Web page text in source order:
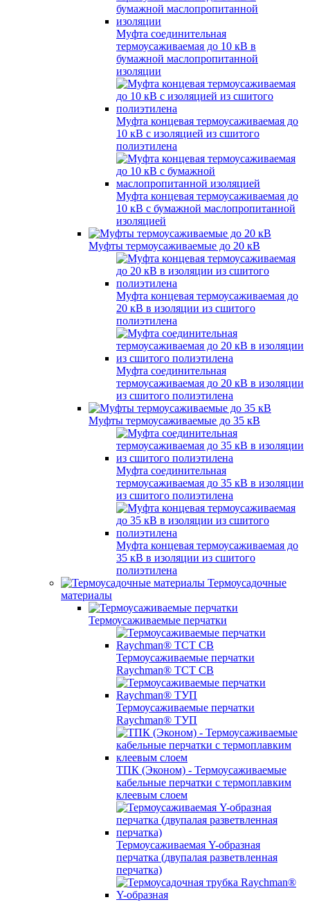
Муфта соединительная
термоусаживаемая до 10 кВ в
бумажной маслопропитанной
изоляции
Муфта концевая термоусаживаемая до
10 кВ с изоляцией из сшитого
полиэтилена
Муфта концевая термоусаживаемая до
10 кВ с бумажной маслопропитанной
изоляцией
Муфты термоусаживаемые до 20 кВ
Муфта концевая термоусаживаемая до
20 кВ в изоляции из сшитого
полиэтилена
Муфта соединительная
термоусаживаемая до 20 кВ в изоляции
из сшитого полиэтилена
Муфты термоусаживаемые до 35 кВ
Муфта соединительная
термоусаживаемая до 35 кВ в изоляции
из сшитого полиэтилена
Муфта концевая термоусаживаемая до
35 кВ в изоляции из сшитого
полиэтилена
Термоусадочные
материалы
Термоусаживаемые перчатки
Термоусаживаемые перчатки
Raychman® TCT CB
Термоусаживаемые перчатки
Raychman® ТУП
ТПК (Эконом) - Термоусаживаемые
кабельные перчатки с термоплавким
клеевым слоем
Термоусаживаемая Y-образная
перчатка (двупалая разветвленная
перчатка)